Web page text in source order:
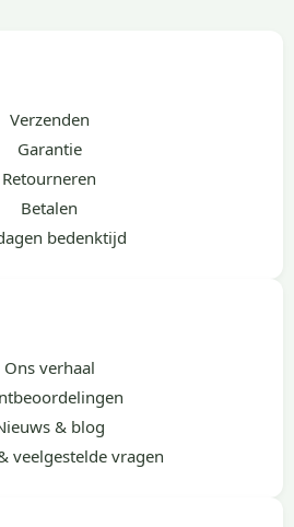
Verzenden
Garantie
Retourneren
Betalen
bedenktijd
Ons verhaal
& blog
veelgestelde vragen